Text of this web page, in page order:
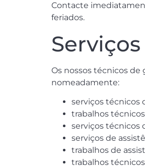
Contacte
feriados.
Os nossos técnicos
nomeadamente:
serviços técnicos
trabalhos
serviços técnicos
serviços de
trabalhos de
trabalhos